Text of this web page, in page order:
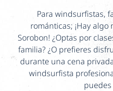
Para windsurfistas,
románticas; ¡Hay
Sorobon! ¿Optas por
familia? ¿O prefieres
durante una cena
windsurfista